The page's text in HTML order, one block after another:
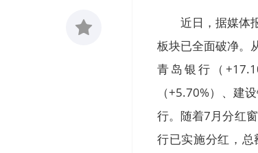
近日，据媒体
板块已全面破净。
青岛银行（
（+5.70%）、建
行。随着7月分红
行已实施分红，总